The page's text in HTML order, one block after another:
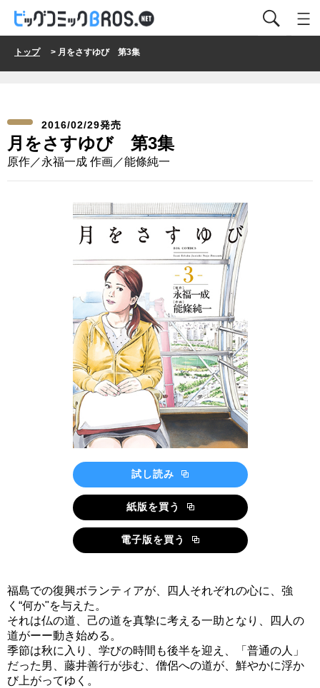
トップ> 月をさすゆび 第3集
2016/02/29発売
月をさすゆび 第3集
原作／永福一成 作画／能條純一
試し読み
紙版を買う
電子版を買う
福島での復興ボランティアが、四人それぞれの心に、強
く“何か"を与えた。
それは仏の道、己の道を真摯に考える一助となり、四人の
道がーー動き始める。
季節は秋に入り、学びの時間も後半を迎え、「普通の人」
だった男、藤井善行が歩む、僧侶への道が、鮮やかに浮か
び上がってゆく。